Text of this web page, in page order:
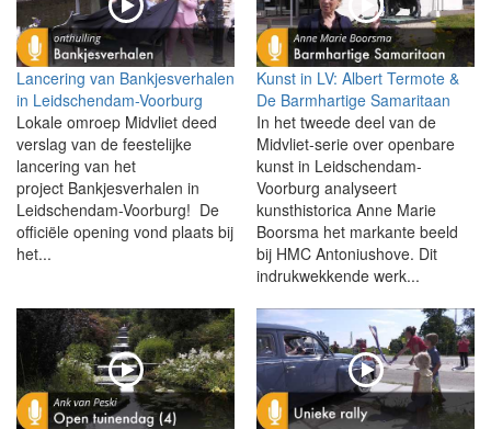
Lancering van Bankjesverhalen
in Leidschendam-Voorburg
Lokale omroep Midvliet deed
verslag van de feestelijke
lancering van het
project Bankjesverhalen in
Leidschendam-Voorburg! De
officiële opening vond plaats bij
het...
Kunst in LV: Albert Termote &
De Barmhartige Samaritaan
In het tweede deel van de
Midvliet-serie over openbare
kunst in Leidschendam-
Voorburg analyseert
kunsthistorica Anne Marie
Boorsma het markante beeld
bij HMC Antoniushove. Dit
indrukwekkende werk...